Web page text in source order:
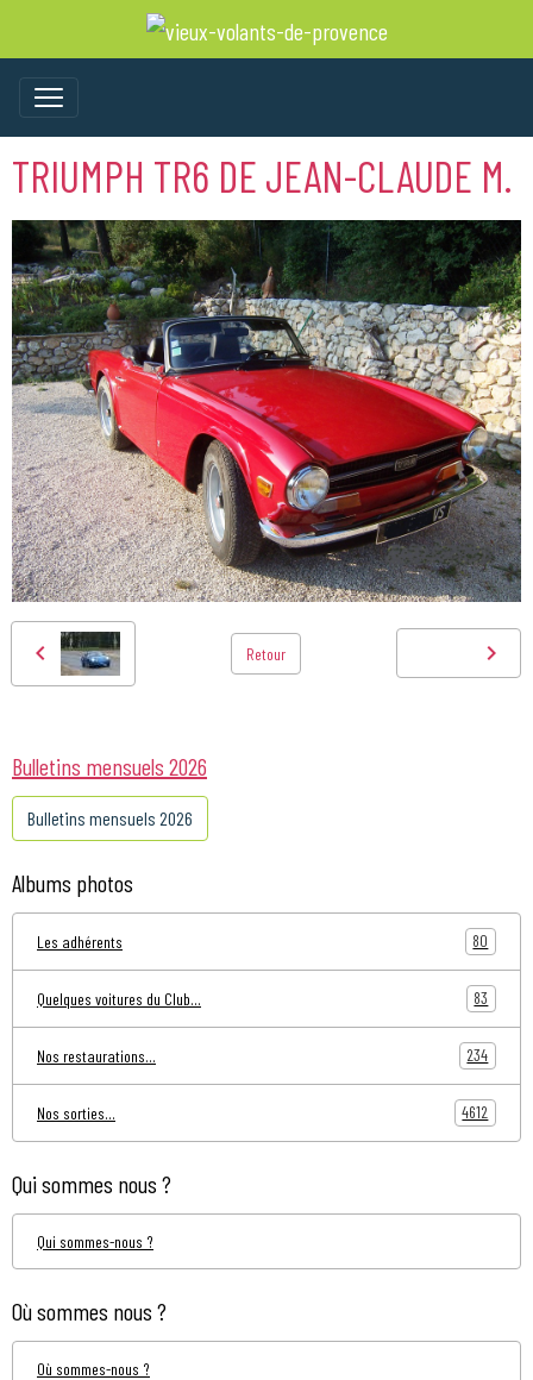
TRIUMPH TR6 DE JEAN-CLAUDE M.
Retour
Bulletins mensuels 2026
Bulletins mensuels 2026
Albums photos
Les adhérents 80
Quelques voitures du Club... 83
Nos restaurations... 234
Nos sorties... 4612
Qui sommes nous ?
Qui sommes-nous ?
Où sommes nous ?
Où sommes-nous ?